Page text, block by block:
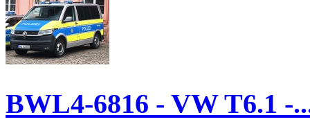
BWL4-6816 - VW T6.1 -